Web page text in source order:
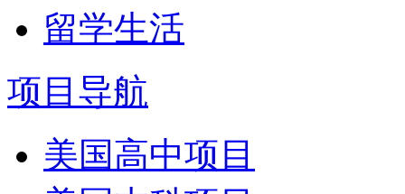
留学生活
项目导航
美国高中项目